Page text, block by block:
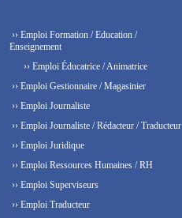
›› Emploi Formation / Education /
Enseignement
›› Emploi Éducatrice / Animatrice
›› Emploi Gestionnaire / Magasinier
›› Emploi Journaliste
›› Emploi Journaliste / Rédacteur / Traducteur
›› Emploi Juridique
›› Emploi Ressources Humaines / RH
›› Emploi Superviseurs
›› Emploi Traducteur